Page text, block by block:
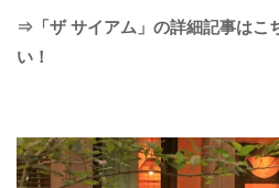
⇒「ザ サイアム」の詳細記事はこ
い！